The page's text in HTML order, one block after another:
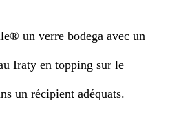
un verre bodega avec un
Iraty en topping sur le
un récipient adéquats.